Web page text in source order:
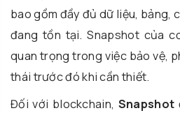
bao gồm đầy đủ dữ liệu, bảng,
đang tồn tại. Snapshot của
quan trọng trong việc bảo vệ,
thái trước đó khi cần thiết.
Đối với blockchain, Snapshot